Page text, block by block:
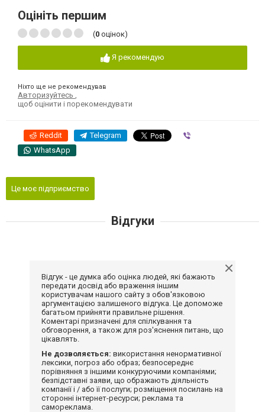
Оцініть першим
(0 оцінок)
Я рекомендую
Ніхто ще не рекомендував
Авторизуйтесь
щоб оцінити і порекомендувати
Reddit Telegram
WhatsApp
Це моє підприємство
Відгуки
Відгук - це думка або оцінка людей, які бажають
передати досвід або враження іншим
користувачам нашого сайту з обов'язковою
аргументацією залишеного відгука. Це допоможе
багатьом прийняти правильне рішення.
Коментарі призначені для спілкування та
обговорення, а також для роз'яснення питань, що
цікавлять.
Не дозволяється: використання ненормативної
лексики, погроз або образ; безпосереднє
порівняння з іншими конкуруючими компаніями;
безпідставні заяви, що ображають діяльність
компанії і / або її послуги; розміщення посилань на
сторонні інтернет-ресурси; реклама та
самореклама.